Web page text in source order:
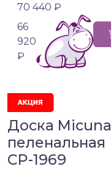
70 440 ₽
66
920
₽
Доска Micuna
пеленальная
CP-1969